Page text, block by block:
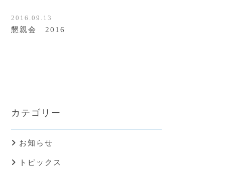
2016.09.13
懇親会 2016
カテゴリー
お知らせ
トピックス